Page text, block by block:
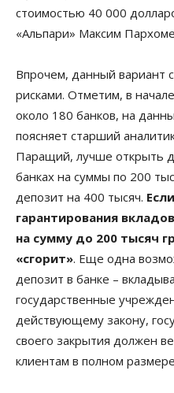
стоимостью 40 000
«Альпари» Максим
Впрочем, данный вариант
рисками. Отметим, в
около 180 банков, на
поясняет старший
Паращий, лучше открыть
банках на суммы по 200
депозит на 400 тысяч.
гарантирования
на сумму до 200 тысяч
«сгорит». Еще одна
депозит в банке –
государственные
действующему закону,
своего закрытия должен
клиентам в полном